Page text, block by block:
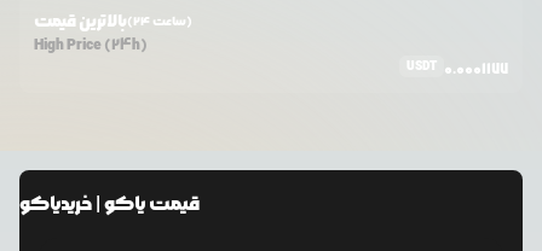
بالاترین قیمت (24 ساعت)
High Price (24h)
USDT 0.0001177
قیمتیاکو| خریدیاکو